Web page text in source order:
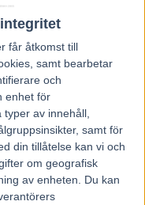
får åtkomst till
samt bearbetar
och
enhet för
av innehåll,
samt för
din tillåtelse kan vi och
om geografisk
av enheten. Du kan
att vara en del av
säger Björn Goop
“Först till två.
Björn Goop som
och mest
för andra gången.
segern.”